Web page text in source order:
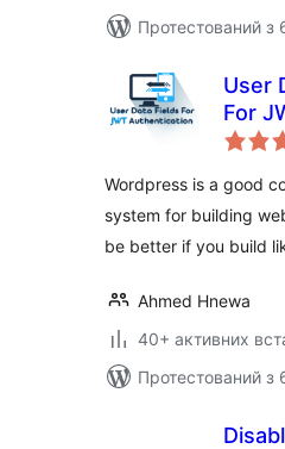
Протестований з
User
For
Wordpress is a good
system for building
be better if you build
Ahmed Hnewa
40+ активних
Протестований з